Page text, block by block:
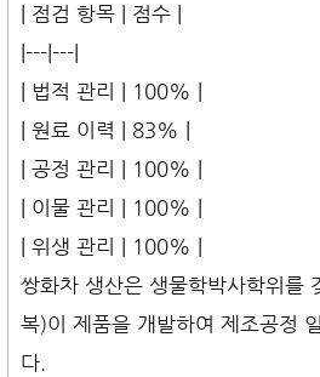
| 점검 항목 | 점수 |
|---|---|
| 법적 관리 | 100% |
| 원료 이력 | 83% |
| 공정 관리 | 100% |
| 이물 관리 | 100% |
| 위생 관리 | 100% |
쌍화차 생산은 생물학박사학위를
복)이 제품을 개발하여 제조공정
다.